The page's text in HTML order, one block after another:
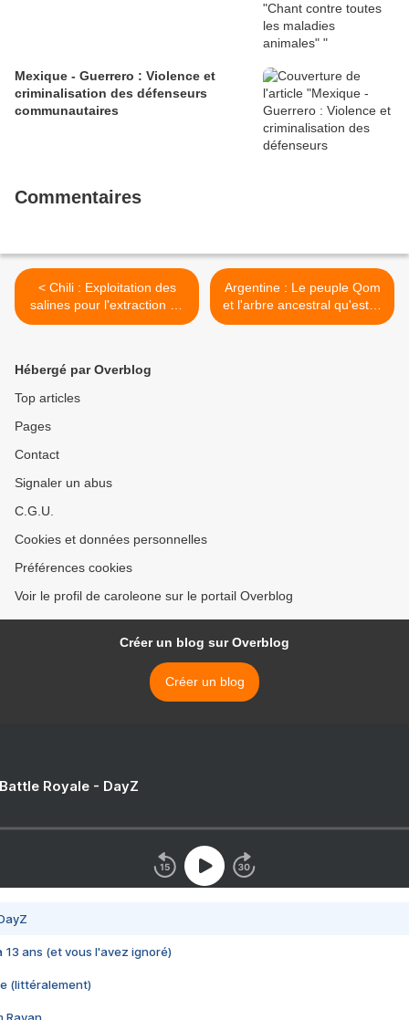
Mexique - Guerrero : Violence et
criminalisation des défenseurs
communautaires
Commentaires
< Chili : Exploitation des
salines pour l'extraction du
lithium et extinction
Argentine : Le peuple Qom
et l'arbre ancestral qu'est la
poésie >
Hébergé par Overblog
Top articles
Pages
Contact
Signaler un abus
C.G.U.
Cookies et données personnelles
Préférences cookies
Voir le profil de caroleone sur le portail Overblog
Créer un blog sur Overblog
Créer un blog
Royale - DayZ
13 ans (et vous l'avez ignoré)
(littéralement)